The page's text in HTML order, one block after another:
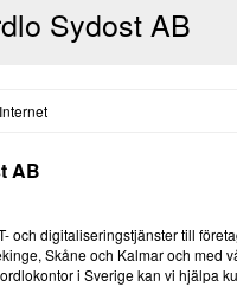
Sydost AB
Internet
AB
och digitaliseringstjänster till
Skåne och Kalmar och med
i Sverige kan vi hjälpa